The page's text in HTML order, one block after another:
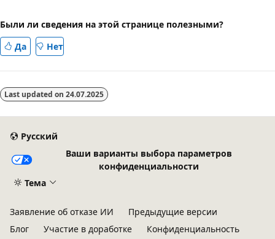
Были ли сведения на этой странице полезными?
Да
Нет
Last updated on 24.07.2025
Русский
Ваши варианты выбора параметров
конфиденциальности
Тема
Заявление об отказе ИИ
Предыдущие версии
Блог
Участие в доработке
Конфиденциальность